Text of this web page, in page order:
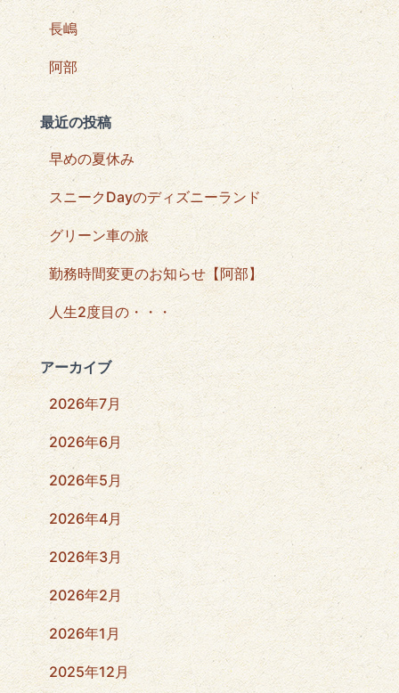
長嶋
阿部
最近の投稿
早めの夏休み
スニークDayのディズニーランド
グリーン車の旅
勤務時間変更のお知らせ【阿部】
人生2度目の・・・
アーカイブ
2026年7月
2026年6月
2026年5月
2026年4月
2026年3月
2026年2月
2026年1月
2025年12月